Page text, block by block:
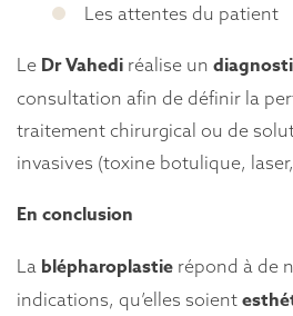
Les attentes du patient
Le Dr Vahedi réalise un
consultation afin de définir la
traitement chirurgical ou de
invasives (toxine botulique,
En conclusion
La blépharoplastie répond à de
indications, qu’elles soient